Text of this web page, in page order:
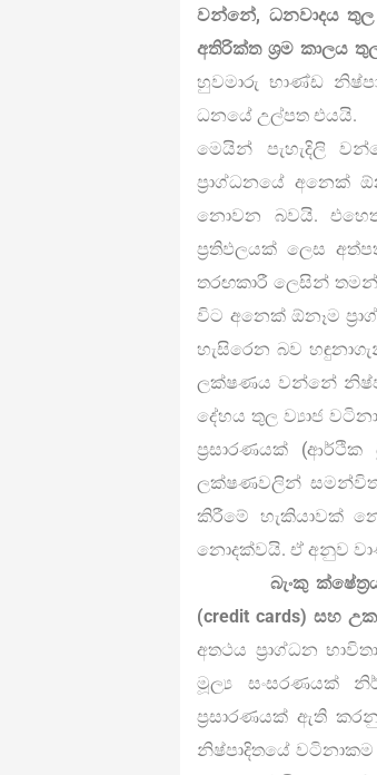
වන්නේ, ධනවාදය තුල
අතිරික්ත ශ්‍රම කාලය
හුවමාරු භාණ්ඩ
ධනයේ උල්පත එයයි.
මෙයින් පැහැදිලි
ප්‍රාග්ධනයේ අනෙක්
නොවන බවයි. එහෙත්
ප්‍රතිඵලයක් ලෙස
තරඟකාරී ලෙසින්
විට අනෙක් ඕනෑම
හැසිරෙන බව
ලක්ෂණය වන්නේ
දේහය තුල ව්‍යාජ
ප්‍රසාරණයක්
ලක්ෂණවලින් සමන්විත
කිරීමේ හැකියාවක්
නොදක්වයි. ඒ අනුව
බැංකු ක්ෂේත්‍රය,
(credit cards) සහ
අතථය ප්‍රාග්ධන
මූල්‍ය සංසරණයක්
ප්‍රසාරණයක් ඇති
නිෂ්පාදිතයේ